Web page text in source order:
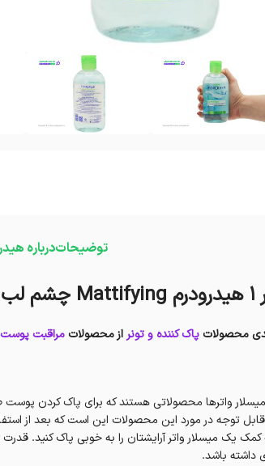
توضیحاتدرباره
محصولات پاک کننده و تونر از محصولات مراقبت
واترها محصولاتی هستند که برای پاک کردن پوست
قابل توجه در مورد این محصولات این است که بعد از
کمک یک میسلار واتر آرایشتان را به خوبی پاک کنید.
داشته باشد.